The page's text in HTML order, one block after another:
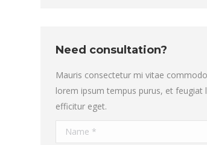
Need consultation?
Mauris consectetur mi vitae
lorem ipsum tempus purus, et feugiat
efficitur eget.
Name *